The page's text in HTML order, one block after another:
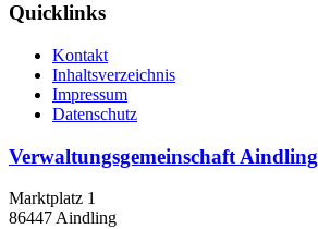
Quicklinks
Kontakt
Inhaltsverzeichnis
Impressum
Datenschutz
Verwaltungsgemeinschaft Aindling
Marktplatz 1
86447 Aindling